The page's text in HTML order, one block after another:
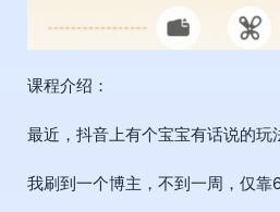
课程介绍：
最近，抖音上有个宝宝有话说的玩
我刷到一个博主，不到一周，仅